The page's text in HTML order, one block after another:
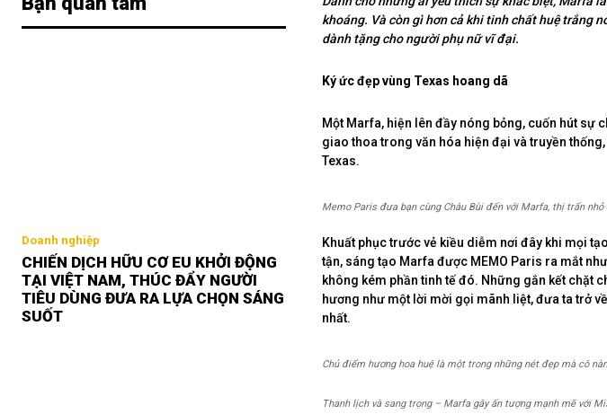
Doanh nghiệp
CHIẾN DỊCH HỮU CƠ EU KHỞI ĐỘNG
TẠI VIỆT NAM, THÚC ĐẨY NGƯỜI
TIÊU DÙNG ĐƯA RA LỰA CHỌN SÁNG
SUỐT
khoáng. Và còn gì hơn cả khi tinh chất huệ trắng
dành tặng cho người phụ nữ vĩ đại.
Ký ức đẹp vùng Texas hoang dã
Một Marfa, hiện lên đầy nóng bỏng, cuốn hút sự
giao thoa trong văn hóa hiện đại và truyền
Texas.
Memo Paris đưa bạn cùng Châu Bùi đến với Marfa, thị trấn
Khuất phục trước vẻ kiều diễm nơi đây khi mọi
tận, sáng tạo Marfa được MEMO Paris ra mắt
không kém phần tinh tế đó. Những gắn kết chặt
hương như một lời mời gọi mãnh liệt, đưa ta trở
nhất.
Chủ điểm hương hoa huệ là một trong những nét đẹp mà cô
Thanh lịch và sang trọng – Marfa gây ấn tượng mạnh mẽ với